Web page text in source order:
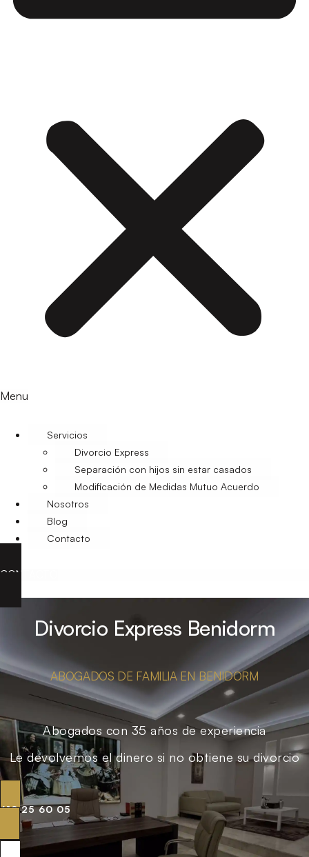
Menu
Servicios
Divorcio Express
Separación con hijos sin estar casados
Modificación de Medidas Mutuo Acuerdo
Nosotros
Blog
Contacto
CONTACTO
Divorcio Express Benidorm
ABOGADOS DE FAMILIA EN BENIDORM
Abogados con 35 años de experiencia
Le devolvemos el dinero si no obtiene su divorcio
619 25 60 05